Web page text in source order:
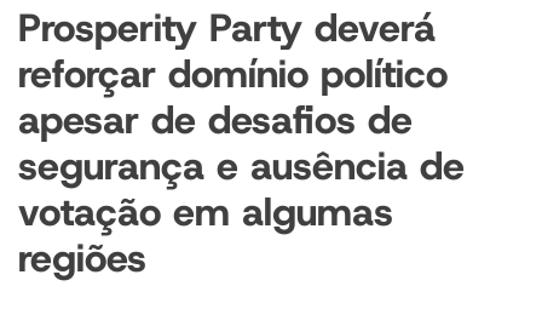
Prosperity Party deverá
reforçar domínio político
apesar de desafios de
segurança e ausência de
votação em algumas
regiões